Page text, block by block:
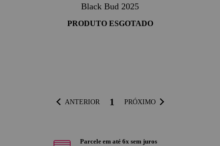
Black Bud 2025
PRODUTO ESGOTADO
ANTERIOR 1 PRÓXIMO
Parcele em até 6x sem juros